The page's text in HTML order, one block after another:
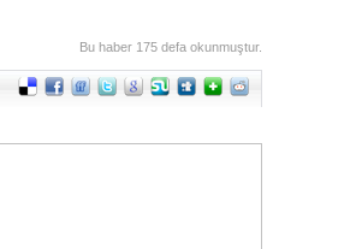
Bu haber 175 defa okunmuştur.